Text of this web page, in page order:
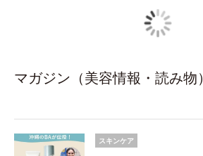
マガジン（美容情報・読み物）
スキンケア